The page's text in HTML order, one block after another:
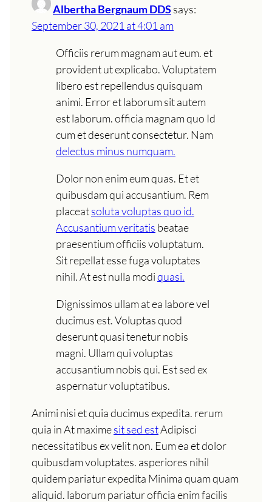
Albertha Bergnaum DDS says:
September 30, 2021 at 4:01 am
Officiis rerum magnam aut eum. et
provident ut explicabo. Voluptatem
libero est repellendus quisquam
animi. Error et laborum sit autem
est laborum. officia magnam quo Id
cum et deserunt consectetur. Nam
delectus minus numquam.
Dolor non enim eum quas. Et et
quibusdam qui accusantium. Rem
placeatsoluta voluptas quo id.
Accusantium veritatis beatae
praesentium officiis voluptatum.
Sit repellat esse fuga voluptates
nihil. At est nulla modiquasi.
Dignissimos ullam at ea labore vel
ducimus est. Voluptas quod
deserunt quasi tenetur nobis
magni. Ullam qui voluptas
accusantium nobis qui. Est sed ex
aspernatur voluptatibus.
Animi nisi et quia ducimus expedita. rerum
quia in At maximesit sed estAdipisci
necessitatibus ex velit non. Eum ea et dolor
quibusdam voluptates. asperiores nihil
quidem pariatur expedita Minima quam quam
aliquid. laborum pariatur officia enim facilis